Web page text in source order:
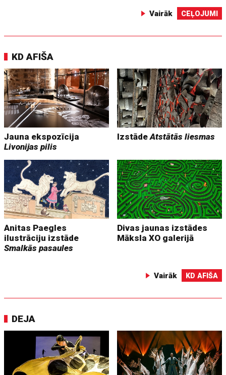
Vairāk CEĻOJUMI
KD AFIŠA
Jauna ekspozīcija
Livonijas pilis
IzstādeAtstātās liesmas
Anitas Paegles
ilustrāciju izstāde
Smalkās pasaules
Divas jaunas izstādes
Māksla XO galerijā
Vairāk KD AFIŠA
DEJA